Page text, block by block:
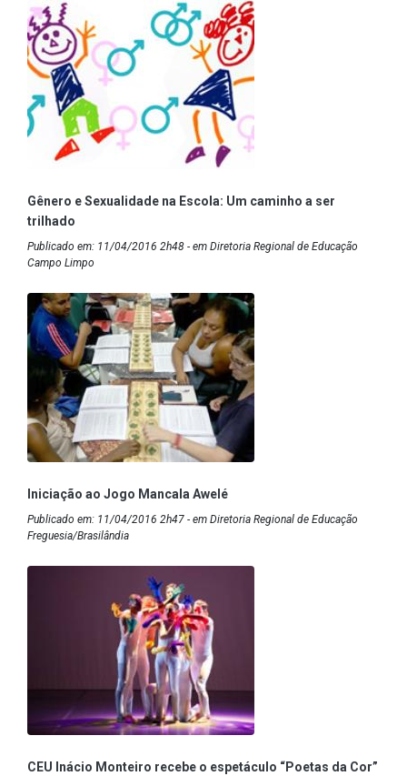
Gênero e Sexualidade na Escola: Um caminho a ser
trilhado
Publicado em: 11/04/2016 2h48 - em Diretoria Regional de Educação
Campo Limpo
Iniciação ao Jogo Mancala Awelé
Publicado em: 11/04/2016 2h47 - em Diretoria Regional de Educação
Freguesia/Brasilândia
CEU Inácio Monteiro recebe o espetáculo “Poetas da Cor”